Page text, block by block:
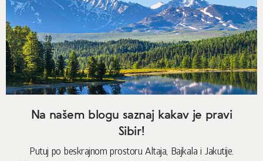
Na našem blogu saznaj kakav je pravi
Sibir!
Putuj po beskrajnom prostoru Altaja, Bajkala i Jakutije.